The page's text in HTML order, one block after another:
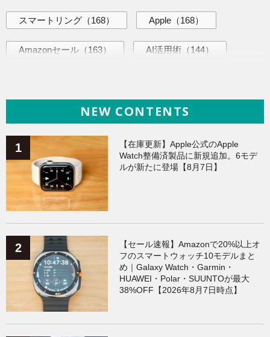
スマートリング （168） Apple （168）
Amazonセール （163） AI活用術 （144）
（138） ガジェット（135）
Galaxy（134） ワークアウト （131）
AppleWatchアクセサリー（124） Fitbit （121）
Xiaomi（118）
NEW CONTENTS
【在庫更新】Apple公式のApple
Watch整備済製品に新規追加。6モデ
ルが新たに登場【8月7日】
【セール速報】Amazonで20%以上オ
フのスマートウォッチ10モデルまと
め｜Galaxy Watch・Garmin・
HUAWEI・Polar・SUUNTOが最大
38%OFF【2026年8月7日時点】